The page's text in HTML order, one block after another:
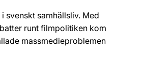
svenskt samhällsliv. Med
runt filmpolitiken kom
massmedieproblemen